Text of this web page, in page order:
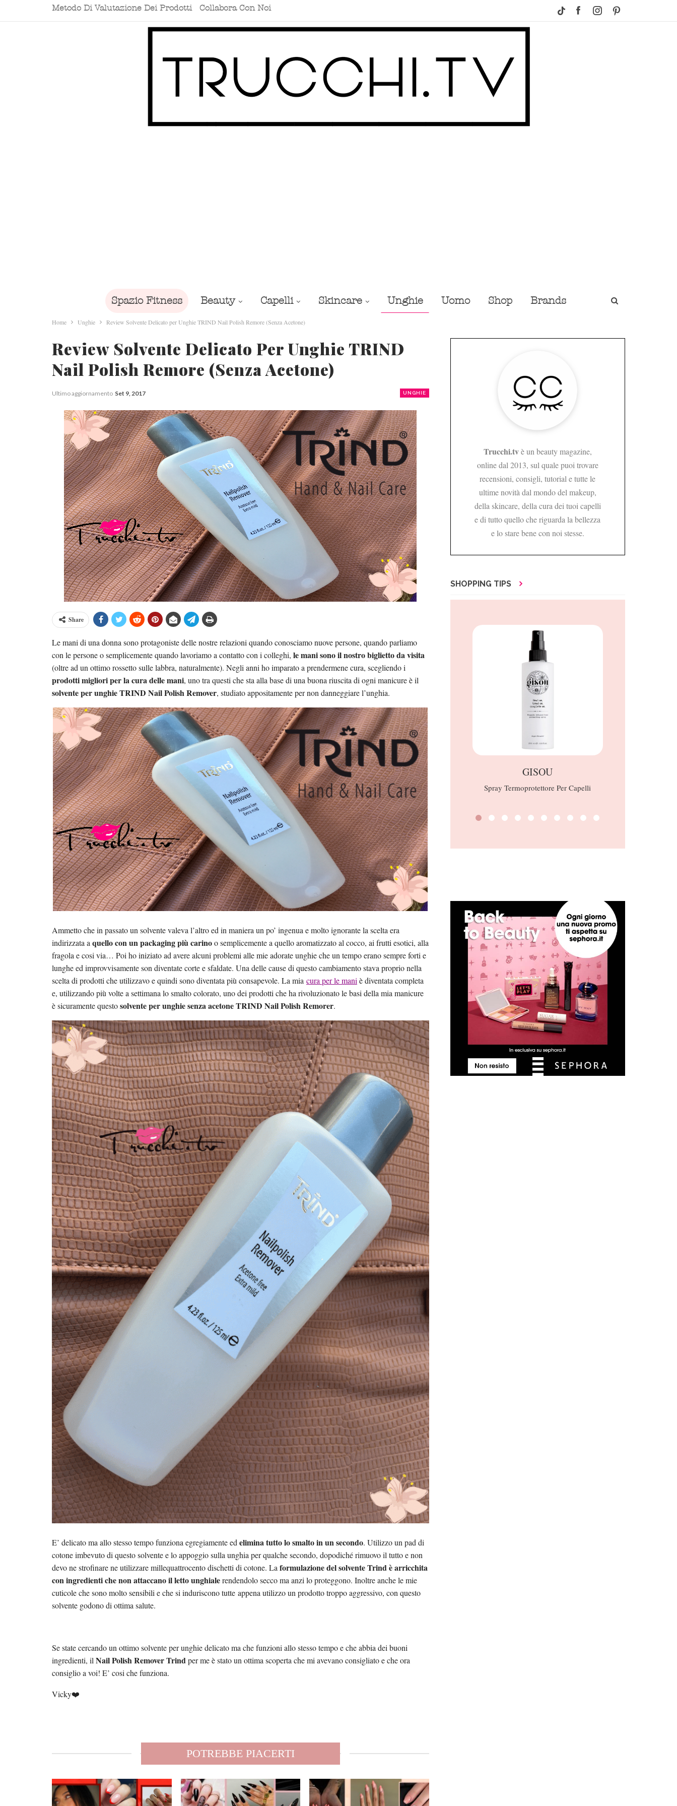
Metodo Di Valutazione Dei Prodotti Collabora Con Noi
Spazio Fitness Beauty Capelli Skincare Unghie Uomo Shop Brands
Home Unghie Review Solvente Delicato per Unghie TRIND Nail Polish Remore (Senza Acetone)
Review Solvente Delicato Per Unghie TRIND
Nail Polish Remore (Senza Acetone)
UNGHIE
Ultimo aggiornamento Set 9, 2017
Share
Le mani di una donna sono protagoniste delle nostre relazioni quando conosciamo nuove persone, quando parliamo
con le persone o semplicemente quando lavoriamo a contatto con i colleghi, le mani sono il nostro biglietto da visita
(oltre ad un ottimo rossetto sulle labbra, naturalmente). Negli anni ho imparato a prendermene cura, scegliendo i
prodotti migliori per la cura delle mani, uno tra questi che sta alla base di una buona riuscita di ogni manicure è il
solvente per unghie TRIND Nail Polish Remover, studiato appositamente per non danneggiare l’unghia.
Ammetto che in passato un solvente valeva l’altro ed in maniera un po’ ingenua e molto ignorante la scelta era
indirizzata a quello con un packaging più carinoo semplicemente a quello aromatizzato al cocco, ai frutti esotici, alla
fragola e cosi via… Poi ho iniziato ad avere alcuni problemi alle mie adorate unghie che un tempo erano sempre forti e
lunghe ed improvvisamente son diventate corte e sfaldate. Una delle cause di questo cambiamento stava proprio nella
scelta di prodotti che utilizzavo e quindi sono diventata più consapevole. La mia cura per le mani è diventata completa
e, utilizzando più volte a settimana lo smalto colorato, uno dei prodotti che ha rivoluzionato le basi della mia manicure
è sicuramente questosolvente per unghie senza acetone TRIND Nail Polish Remorer.
E’ delicato ma allo stesso tempo funziona egregiamente ed elimina tutto lo smalto in un secondo. Utilizzo un pad di
cotone imbevuto di questo solvente e lo appoggio sulla unghia per qualche secondo, dopodiché rimuovo il tutto e non
devo ne strofinare ne utilizzare millequattrocento dischetti di cotone. La formulazione del solvente Trind è arricchita
con ingredienti che non attaccano il letto unghialerendendolo secco ma anzi lo proteggono. Inoltre anche le mie
cuticole che sono molto sensibili e che si induriscono tutte appena utilizzo un prodotto troppo aggressivo, con questo
solvente godono di ottima salute.
Se state cercando un ottimo solvente per unghie delicato ma che funzioni allo stesso tempo e che abbia dei buoni
ingredienti, il Nail Polish Remover Trindper me è stato un ottima scoperta che mi avevano consigliato e che ora
consiglio a voi! E’ cosi che funziona.
Vicky❤️
POTREBBE PIACERTI
Trucchi.tvè un beauty magazine,
online dal 2013, sul quale puoi trovare
recensioni, consigli, tutorial e tutte le
ultime novità dal mondo del makeup,
della skincare, della cura dei tuoi capelli
e di tutto quello che riguarda la bellezza
e lo stare bene con noi stesse.
SHOPPING TIPS
GISOU
Spray Termoprotettore Per Capelli